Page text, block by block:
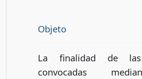
Objeto
La finalidad de las
convocadas